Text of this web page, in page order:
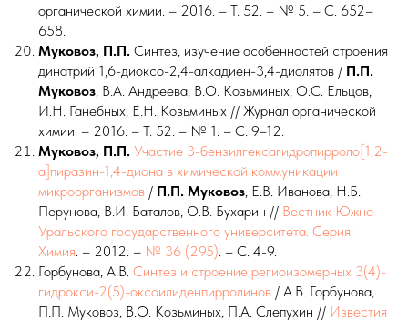
органической химии. – 2016. – Т. 52. – № 5. – С. 652–
658.
Муковоз, П.П. Синтез, изучение особенностей строения
динатрий 1,6-диоксо-2,4-алкадиен-3,4-диолятов / П.П.
Муковоз, В.А. Андреева, В.О. Козьминых, О.С. Ельцов,
И.Н. Ганебных, Е.Н. Козьминых // Журнал органической
химии. – 2016. – Т. 52. – № 1. – С. 9–12.
Муковоз, П.П. Участие 3-бензилгексагидропирроло[1,2-
а]пиразин-1,4-диона в химической коммуникации
микроорганизмов / П.П. Муковоз, Е.В. Иванова, Н.Б.
Перунова, В.И. Баталов, О.В. Бухарин // Вестник Южно-
Уральского государственного университета. Серия:
Химия. – 2012. – № 36 (295). – С. 4-9.
Горбунова, А.В. Синтез и строение региоизомерных 3(4)-
гидрокси-2(5)-оксоилиденпирролинов / А.В. Горбунова,
П.П. Муковоз, В.О. Козьминых, П.А. Слепухин // Известия